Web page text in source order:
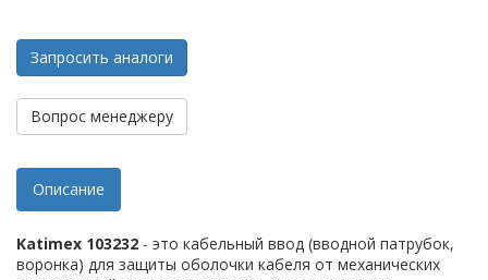
Запросить аналоги
Вопрос менеджеру
Описание
Katimex 103232 - это кабельный ввод (вводной патрубок,
воронка) для защиты оболочки кабеля от механических